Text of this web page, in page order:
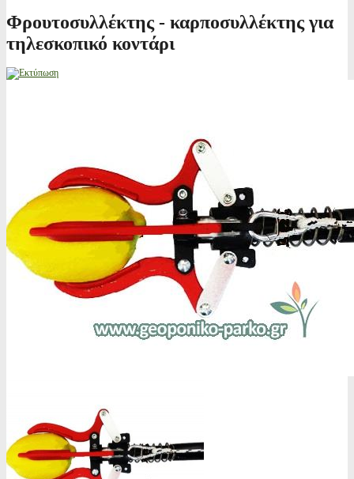
Φρουτοσυλλέκτης - καρποσυλλέκτης για
τηλεσκοπικό κοντάρι